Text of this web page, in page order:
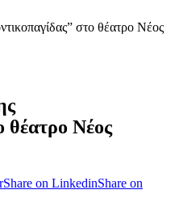
στο θέατρο Νέος
θέατρο Νέος
Share on LinkedinShare on